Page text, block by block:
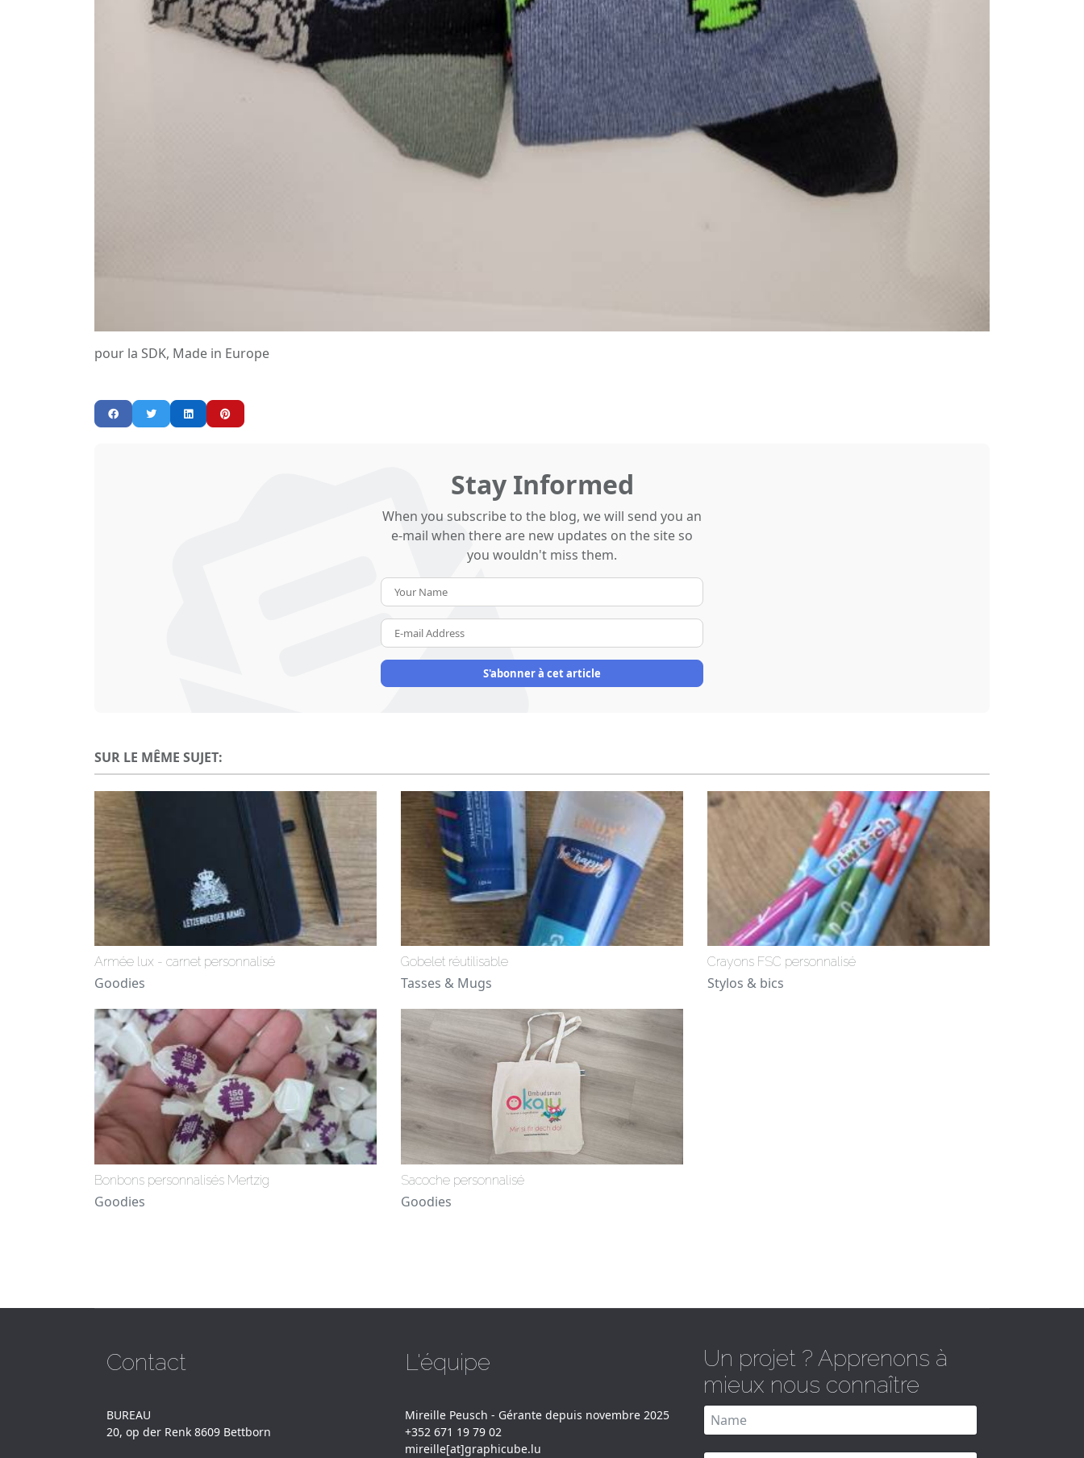
pour la SDK, Made in Europe
Stay Informed
When you subscribe to the blog, we will send you an
e-mail when there are new updates on the site so
you wouldn't miss them.
Name
mail
Address
S'abonner à cet article
SUR LE MÊME SUJET:
Armée lux - carnet personnalisé
Goodies
Gobelet réutilisable
Tasses & Mugs
Crayons FSC personnalisé
Stylos & bics
Bonbons personnalisés Mertzig
Goodies
Sacoche personnalisé
Goodies
Contact
BUREAU
20, op der Renk 8609 Bettborn
L'équipe
Mireille Peusch - Gérante depuis novembre 2025
+352 671 19 79 02
mireille[at]graphicube.lu
Un projet ? Apprenons à
mieux nous connaître